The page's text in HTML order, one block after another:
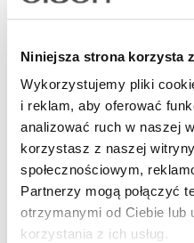
Niniejsza strona korzysta
Wykorzystujemy pliki
i reklam, aby oferować
analizować ruch w naszej
korzystasz z naszej
społecznościowym,
Partnerzy mogą połączyć
otrzymanymi od Ciebie lub
korzystania z ich usług.
Niebieskie spodnie w
fakturze. Wysoki stan i
optycznie wysmuklają i
Szeroka guma w pasie
dopasowanie, a
funkcjonalność. Tworzą
samej tkaniny, ale
prostym topem i
espadrylami.